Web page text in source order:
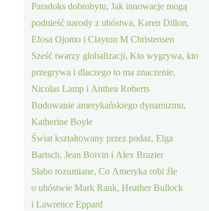
Paradoks dobrobytu, Jak innowacje mogą
podnieść narody z ubóstwa, Karen Dillon,
Efosa Ojomo i Clayton M Christensen
Sześć twarzy globalizacji, Kto wygrywa, kto
przegrywa i dlaczego to ma znaczenie,
Nicolas Lamp i Anthea Roberts
Budowanie amerykańskiego dynamizmu,
Katherine Boyle
Świat kształtowany przez podaż, Elga
Bartsch, Jean Boivin i Alex Brazier
Słabo rozumiane, Co Ameryka robi źle
o ubóstwie Mark Rank, Heather Bullock
i Lawrence Eppard